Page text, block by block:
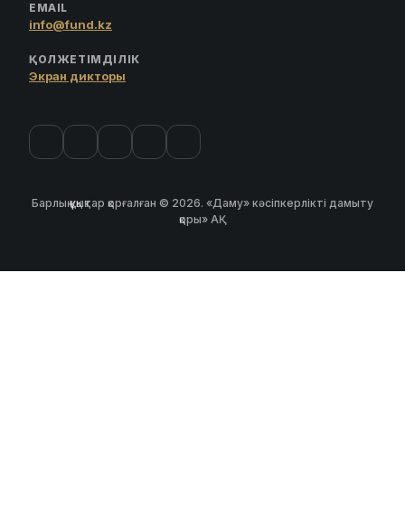
EMAIL
info@fund.kz
ҚОЛЖЕТІМДІЛІК
Экран дикторы
Барлық құқықтар қорғалған © 2026. «Даму» кәсіпкерлікті дамыту
қоры» АҚ